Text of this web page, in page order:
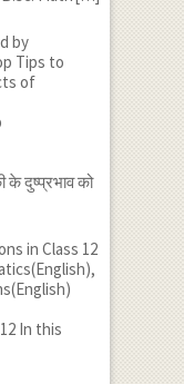
by
Tips to
of
के दुष्प्रभाव को
in Class 12
In this